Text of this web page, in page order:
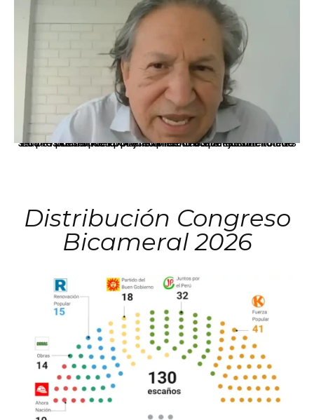
La presidenta Keiko Fujimori informó que la solicitud de indulto presentada por el expresidente Alejandro Toledo será evaluada por la Comisión de Gracias Presidenciales conforme al procedimiento establecido.
Distribución Congreso
Bicameral 2026